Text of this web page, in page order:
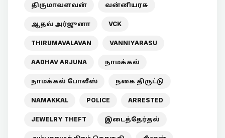
திருமாவளவன் வன்னியரசு
ஆதவ் அர்ஜுனா VCK
THIRUMAVALAVAN VANNIYARASU
AADHAV ARJUNA நாமக்கல்
நாமக்கல் போலீஸ் நகை திருட்டு
NAMAKKAL POLICE ARRESTED
JEWELRY THEFT இடைத்தேர்தல்